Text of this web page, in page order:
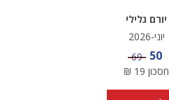
יורם גלילי
יוני-2026
מחיר מבצע
50 מחיר
69
חסכון 19
₪